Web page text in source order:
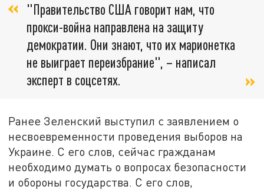
"Правительство США говорит нам, что
прокси-война направлена на защиту
демократии. Они знают, что их марионетка
не выиграет переизбрание", – написал
эксперт в соцсетях.
Ранее Зеленский выступил с заявлением о
несвоевременности проведения выборов на
Украине. С его слов, сейчас гражданам
необходимо думать о вопросах безопасности
и обороны государства. С его слов,